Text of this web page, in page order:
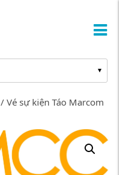
/ Vé sự kiện Táo Marcom